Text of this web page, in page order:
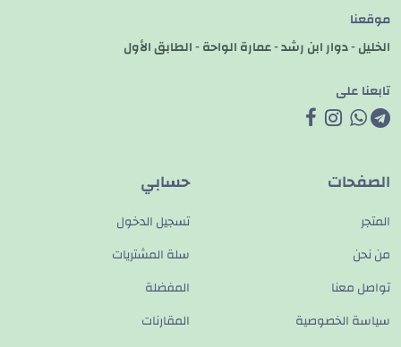
موقعنا
الخليل - دوار ابن رشد - عمارة الواحة - الطابق الأول
تابعنا على
الصفحات
المتجر
من نحن
تواصل معنا
سياسة الخصوصية
حسابي
تسجيل الدخول
سلة المشتريات
المفضلة
المقارنات